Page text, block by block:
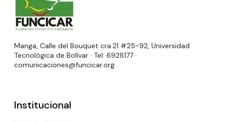
Manga, Calle del Bouquet cra.21 #25-92, Universidad
Tecnológica de Bolívar · Tel: 6928177 ·
comunicaciones@funcicar.org
Institucional